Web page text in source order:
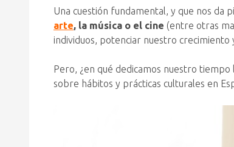
Una cuestión fundamental, y que nos da
arte, la música o el cine (entre otras
individuos, potenciar nuestro
Pero, ¿en qué dedicamos nuestro tiempo
sobre hábitos y prácticas culturales en